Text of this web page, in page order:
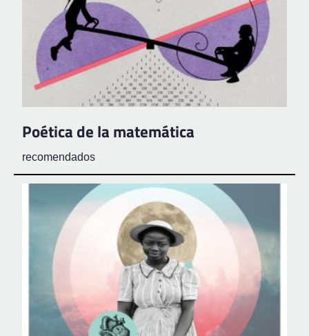
Poética de la matemática
recomendados